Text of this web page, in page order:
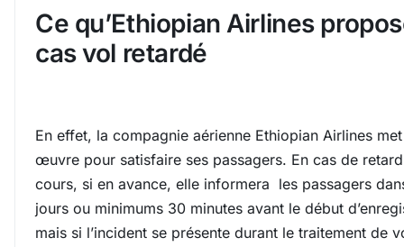
Ce qu’Ethiopian Airlines
cas vol retardé
En effet, la compagnie aérienne Ethiopian Airlines
œuvre pour satisfaire ses passagers. En cas de
cours, si en avance, elle informera les passagers
jours ou minimums 30 minutes avant le début
mais si l’incident se présente durant le traitement de